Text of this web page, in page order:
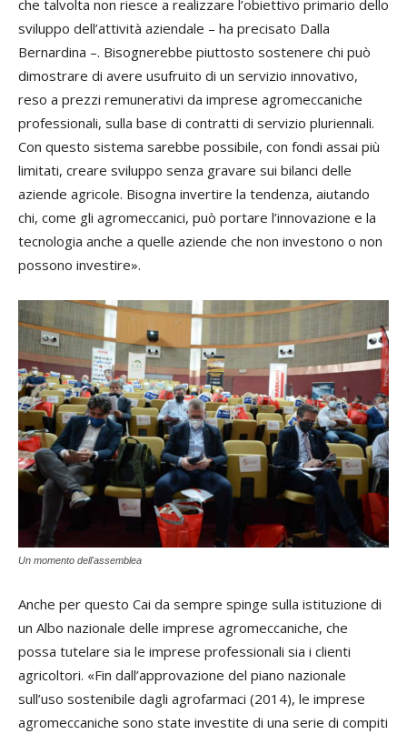
che talvolta non riesce a realizzare l’obiettivo primario dello
sviluppo dell’attività aziendale – ha precisato Dalla
Bernardina –. Bisognerebbe piuttosto sostenere chi può
dimostrare di avere usufruito di un servizio innovativo,
reso a prezzi remunerativi da imprese agromeccaniche
professionali, sulla base di contratti di servizio pluriennali.
Con questo sistema sarebbe possibile, con fondi assai più
limitati, creare sviluppo senza gravare sui bilanci delle
aziende agricole. Bisogna invertire la tendenza, aiutando
chi, come gli agromeccanici, può portare l’innovazione e la
tecnologia anche a quelle aziende che non investono o non
possono investire».
Un momento dell'assemblea
Anche per questo Cai da sempre spinge sulla istituzione di
un Albo nazionale delle imprese agromeccaniche, che
possa tutelare sia le imprese professionali sia i clienti
agricoltori. «Fin dall’approvazione del piano nazionale
sull’uso sostenibile dagli agrofarmaci (2014), le imprese
agromeccaniche sono state investite di una serie di compiti